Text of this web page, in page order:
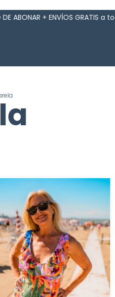
+ ENVÍOS GRATIS a